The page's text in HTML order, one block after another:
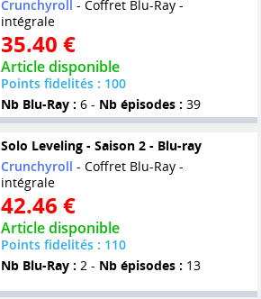
Crunchyroll
- Coffret Blu-Ray -
intégrale
35.40 €
Article disponible
Points fidelités : 100
Nb Blu-Ray : 6 - Nb épisodes : 39
Solo Leveling - Saison 2 - Blu-ray
Crunchyroll - Coffret Blu-Ray -
intégrale
42.46 €
Article disponible
Points fidelités : 110
Nb Blu-Ray : 2 - Nb épisodes : 13